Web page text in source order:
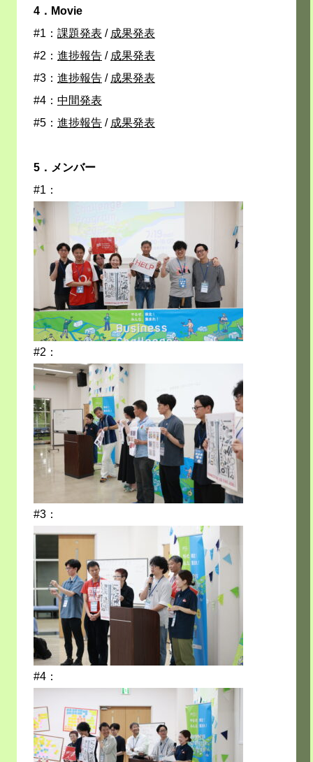
4．Movie
#1： 課題発表 / 成果発表
#2： 進捗報告 / 成果発表
#3： 進捗報告 / 成果発表
#4： 中間発表
#5： 進捗報告 / 成果発表
5．メンバー
#1：
#2：
#3：
#4：